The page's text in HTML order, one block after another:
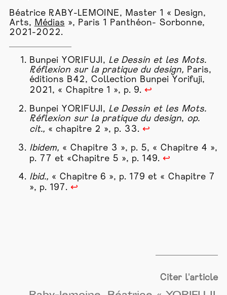
Béatrice RABY-LEMOINE, Master 1 « Design,
Arts, Médias », Paris 1 Panthéon- Sorbonne,
2021-2022.
Bunpei YORIFUJI, Le Dessinet les Mots.
Réflexion sur la pratique du design, Paris,
éditions B42, Collection Bunpei Yorifuji,
2021, « Chapitre 1 », p. 9. ↩
Bunpei YORIFUJI, Le Dessinet les Mots.
Réflexion sur la pratique du design, op.
cit., « chapitre 2 », p. 33. ↩
Ibidem, « Chapitre 3 », p. 5, « Chapitre 4 »,
p. 77 et «Chapitre 5 », p. 149. ↩
Ibid., « Chapitre 6 », p. 179 et « Chapitre 7
», p. 197. ↩
Citer l'article